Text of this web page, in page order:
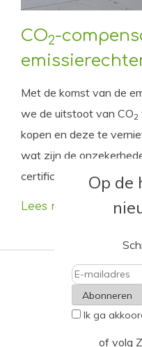
CO2-
Met de komst van de
we de uitstoot van CO2
kopen en deze te
wat zijn de
certificaten zijn er in de
Lees meer
Op de
E-
mailadres
Ik ga
of volg